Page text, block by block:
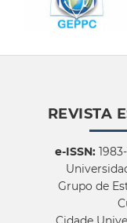
REVISTA
e-ISSN:1983-
Grupo de